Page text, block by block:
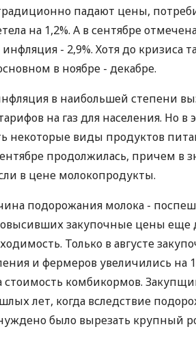
падают цены,
на 1,2%. А в сентябре
инфляция - 2,9%. Хотя до кризиса
в ноябре - декабре.
в наибольшей степени
на газ для населения. Но в
некоторые виды продуктов
продолжилась, причем в
в цене молокопродукты.
подорожания молока -
закупочные цены еще
Только в августе
и фермеров увеличились на
стоимость комбикормов.
лет, когда вследствие
было вырезать крупный